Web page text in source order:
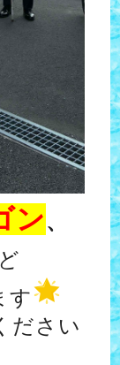
ン、
す
ださい